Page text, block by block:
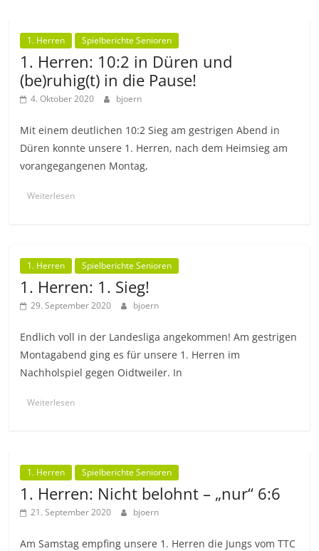
1. Herren Spielberichte Senioren
1. Herren: 10:2 in Düren und
(be)ruhig(t) in die Pause!
4. Oktober 2020 bjoern
Mit einem deutlichen 10:2 Sieg am gestrigen Abend in
Düren konnte unsere 1. Herren, nach dem Heimsieg am
vorangegangenen Montag,
Weiterlesen
1. Herren Spielberichte Senioren
1. Herren: 1. Sieg!
29. September 2020 bjoern
Endlich voll in der Landesliga angekommen! Am gestrigen
Montagabend ging es für unsere 1. Herren im
Nachholspiel gegen Oidtweiler. In
Weiterlesen
1. Herren Spielberichte Senioren
1. Herren: Nicht belohnt – „nur“ 6:6
21. September 2020 bjoern
Am Samstag empfing unsere 1. Herren die Jungs vom TTC